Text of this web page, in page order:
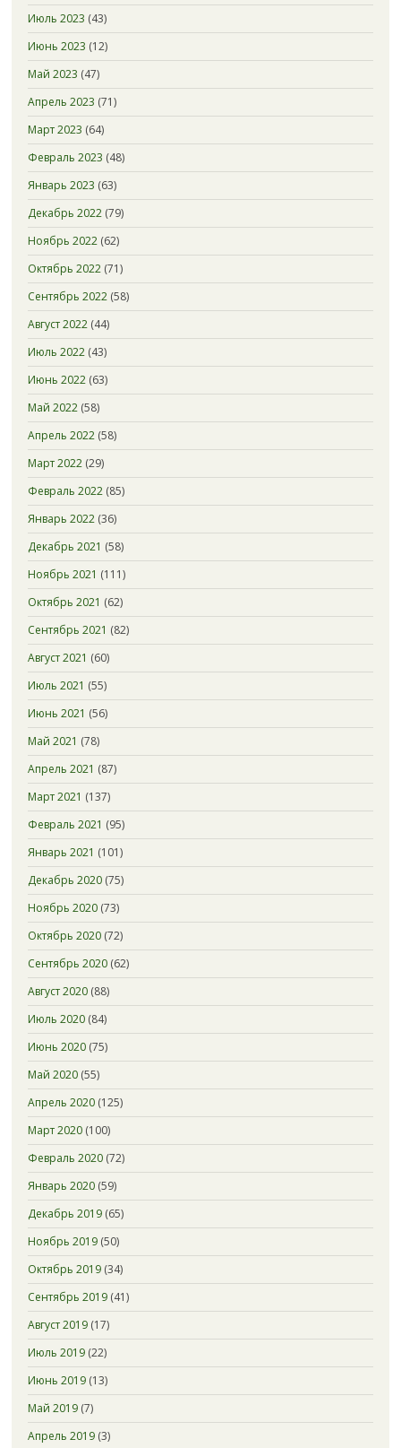
Июль 2023 (43)
Июнь 2023 (12)
Май 2023 (47)
Апрель 2023 (71)
Март 2023 (64)
Февраль 2023 (48)
Январь 2023 (63)
Декабрь 2022(79)
Ноябрь 2022(62)
Октябрь 2022(71)
Сентябрь 2022(58)
Август 2022(44)
Июль 2022(43)
Июнь 2022(63)
Май 2022(58)
Апрель 2022(58)
Март 2022(29)
Февраль 2022(85)
Январь 2022(36)
Декабрь 2021 (58)
Ноябрь 2021 (111)
Октябрь 2021 (62)
Сентябрь 2021 (82)
Август 2021 (60)
Июль 2021 (55)
Июнь 2021 (56)
Май 2021 (78)
Апрель 2021 (87)
Март 2021 (137)
Февраль 2021 (95)
Январь 2021 (101)
Декабрь 2020(75)
Ноябрь 2020(73)
Октябрь 2020(72)
Сентябрь 2020(62)
Август 2020(88)
Июль 2020(84)
Июнь 2020(75)
Май 2020(55)
Апрель 2020(125)
Март 2020(100)
Февраль 2020(72)
Январь 2020(59)
Декабрь 2019(65)
Ноябрь 2019(50)
Октябрь 2019(34)
Сентябрь 2019(41)
Август 2019(17)
Июль 2019(22)
Июнь 2019(13)
Май 2019(7)
Апрель 2019(3)